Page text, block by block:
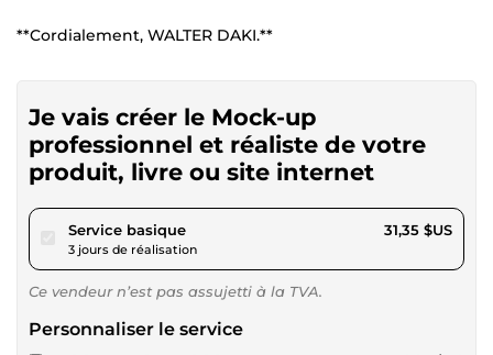
**Cordialement, WALTER DAKI.**
Je vais créer le Mock-up
professionnel et réaliste de votre
produit, livre ou site internet
Service basiquepour 28,89 $US
3 jours de réalisation
31,35 $US
Ce vendeur n’est pas assujetti à la TVA.
Personnaliser le service